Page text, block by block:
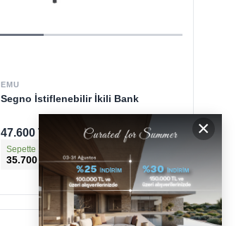
EMU
Segno İstiflenebilir İkili Bank
47.600 TL
Sepette 100.000 TL'ye % 25
35.700 TL
×